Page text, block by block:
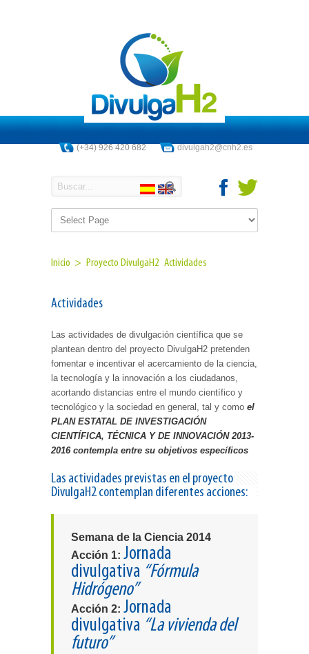
(+34) 926 420 682 divulgah2@cnh2.es
Inicio > Proyecto DivulgaH2 Actividades
Actividades
Las actividades de divulgación científica que se
plantean dentro del proyecto DivulgaH2 pretenden
fomentar e incentivar el acercamiento de la ciencia,
la tecnología y la innovación a los ciudadanos,
acortando distancias entre el mundo científico y
tecnológico y la sociedad en general, tal y como el
PLAN ESTATAL DE INVESTIGACIÓN
CIENTÍFICA, TÉCNICA Y DE INNOVACIÓN 2013-
2016 contempla entre su objetivos específicos
Las actividades previstas en el proyecto
DivulgaH2 contemplan diferentes acciones:
Semana de la Ciencia 2014
Acción 1: Jornada
divulgativa “Fórmula
Hidrógeno”
Acción 2: Jornada
divulgativa “La vivienda del
futuro”